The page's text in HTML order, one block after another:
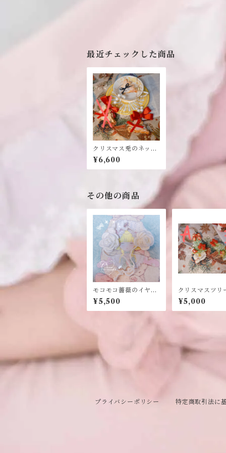
最近チェックした商品
クリスマス兎のネック
レス
¥6,600
その他の商品
モコモコ薔薇のイヤー
マフ
¥5,500
クリスマスツリ
ーチ
¥5,000
プライバシーポリシー 特定商取引法に